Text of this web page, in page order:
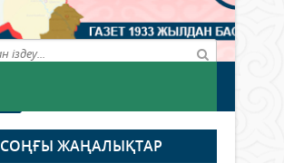
СОҢҒЫ ЖАҢАЛЫҚТАР